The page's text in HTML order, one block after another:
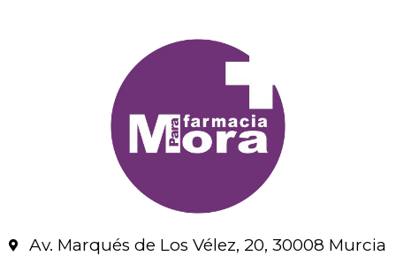
Av. Marqués de Los Vélez, 20, 30008 Murcia